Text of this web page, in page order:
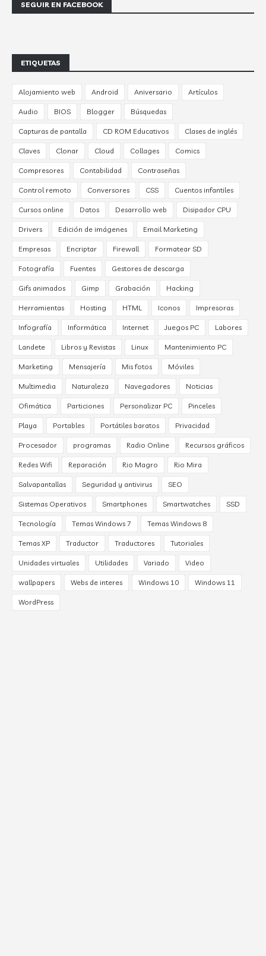
SEGUIR EN FACEBOOK
ETIQUETAS
Alojamiento web Android Aniversario Artículos
Audio BIOS Blogger Búsquedas
Capturas de pantalla CD ROM Educativos Clases de inglés
Claves Clonar Cloud Collages Comics
Compresores Contabilidad Contraseñas
Control remoto Conversores CSS Cuentos infantiles
Cursos online Datos Desarrollo web Disipador CPU
Drivers Edición de imágenes Email Marketing
Empresas Encriptar Firewall Formatear SD
Fotografía Fuentes Gestores de descarga
Gifs animados Gimp Grabación Hacking
Herramientas Hosting HTML Iconos Impresoras
Infografía Informática Internet Juegos PC Labores
Landete Libros y Revistas Linux Mantenimiento PC
Marketing Mensajería Mis fotos Móviles
Multimedia Naturaleza Navegadores Noticias
Ofimática Particiones Personalizar PC Pinceles
Playa Portables Portátiles baratos Privacidad
Procesador programas Radio Online Recursos gráficos
Redes Wifi Reparación Rio Magro Rio Mira
Salvapantallas Seguridad y antivirus SEO
Sistemas Operativos Smartphones Smartwatches SSD
Tecnología Temas Windows 7 Temas Windows 8
Temas XP Traductor Traductores Tutoriales
Unidades virtuales Utilidades Variado Video
wallpapers Webs de interes Windows 10 Windows 11
WordPress